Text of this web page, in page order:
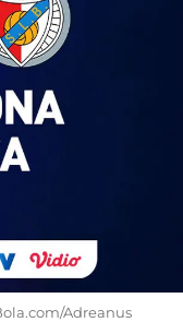
Adreanus